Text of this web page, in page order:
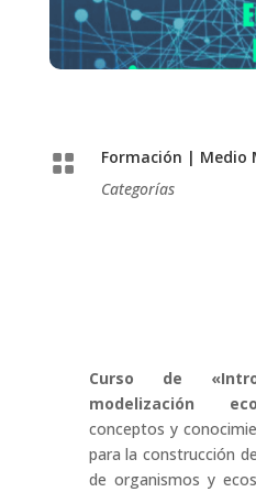
 Formación | Medio
Categorías
Curso de
modelización
conceptos y
para la construcción
de organismos y